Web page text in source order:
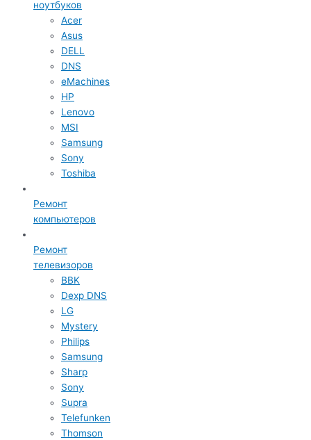
ноутбуков
Acer
Asus
DELL
DNS
eMachines
HP
Lenovo
MSI
Samsung
Sony
Toshiba
Ремонт
компьютеров
Ремонт
телевизоров
BBK
Dexp DNS
LG
Mystery
Philips
Samsung
Sharp
Sony
Supra
Telefunken
Thomson